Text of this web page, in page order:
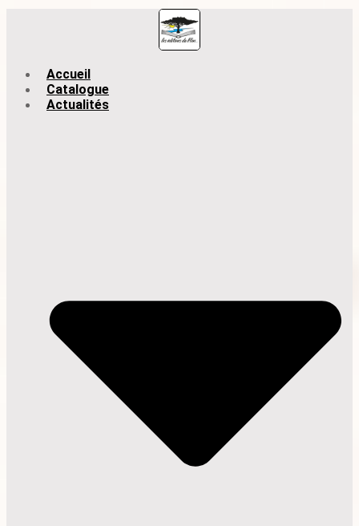
Accueil
Catalogue
Actualités